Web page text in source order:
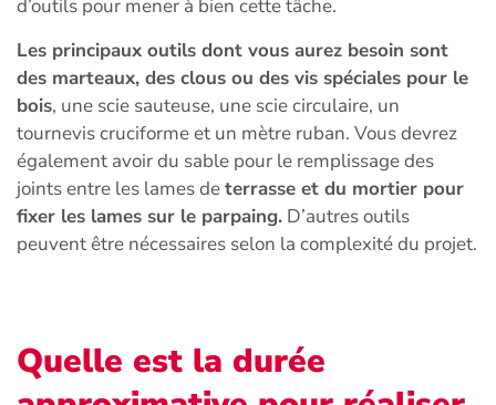
d’outils pour mener à bien cette tâche.
Les principaux outils dont vous aurez besoin sont
des marteaux, des clous ou des vis spéciales pour le
bois, une scie sauteuse, une scie circulaire, un
tournevis cruciforme et un mètre ruban. Vous devrez
également avoir du sable pour le remplissage des
joints entre les lames deterrasse et du mortier pour
fixer les lames sur le parpaing. D’autres outils
peuvent être nécessaires selon la complexité du projet.
Quelle est la durée